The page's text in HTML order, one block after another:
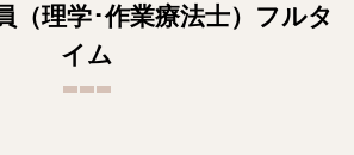
（理学･作業療法士）フルタ
イム